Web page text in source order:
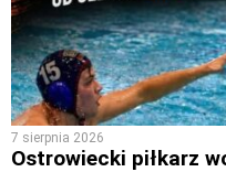
7 sierpnia 2026
Ostrowiecki piłkarz